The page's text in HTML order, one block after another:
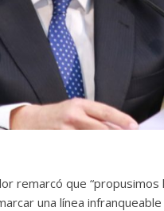
remarcó que
una línea